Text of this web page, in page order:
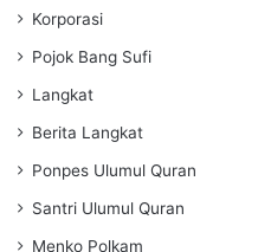
Korporasi
Pojok Bang Sufi
Langkat
Berita Langkat
Ponpes Ulumul Quran
Santri Ulumul Quran
Menko Polkam